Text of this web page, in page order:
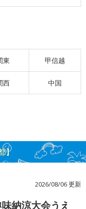
東 甲信越
西 中国
】
2026/08/06 更新
納涼大会うえ